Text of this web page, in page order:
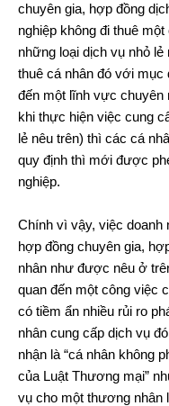
chuyên gia, hợp đồng
nghiệp không đi thuê
những loại dịch vụ nhỏ
thuê cá nhân đó với mục
đến một lĩnh vực chuyên
khi thực hiện việc cung
lẻ nêu trên) thì các cá
quy định thì mới được
nghiệp.
Chính vì vậy, việc doanh
hợp đồng chuyên gia,
nhân như được nêu ở
quan đến một công việc
có tiềm ẩn nhiều rủi ro
nhân cung cấp dịch vụ
nhận là “cá nhân không
của Luật Thương mại”
vụ cho một thương nhân